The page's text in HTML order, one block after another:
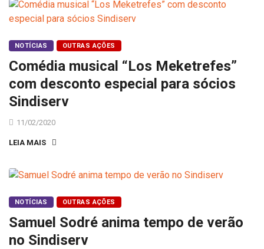
NOTÍCIAS OUTRAS AÇÕES
Comédia musical “Los Meketrefes”
com desconto especial para sócios
Sindiserv
11/02/2020
LEIA MAIS
NOTÍCIAS OUTRAS AÇÕES
Samuel Sodré anima tempo de verão
no Sindiserv